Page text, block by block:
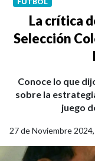
La crítica
Selección
Conoce lo que
sobre la
juego
27 de Noviembre